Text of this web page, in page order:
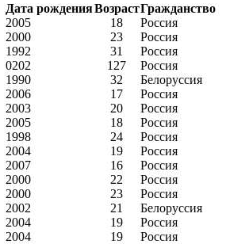
Дата рожденияВозрастГражданство
2005 18
Россия
2000 23
Россия
1992 31
Россия
0202 127
Россия
1990 32
Белоруссия
2006 17
Россия
2003 20
Россия
2005 18
Россия
1998 24
Россия
2004 19
Россия
2007 16
Россия
2000 22
Россия
2000 23
Россия
2002 21
Белоруссия
2004 19
Россия
2004 19
Россия